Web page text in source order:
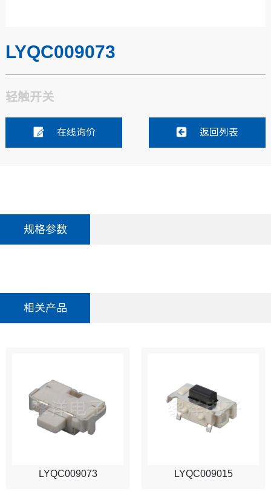
LYQC009073
轻触开关
在线询价 返回列表
规格参数
相关产品
LYQC009073 LYQC009015